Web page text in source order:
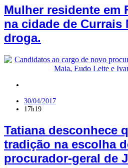
Mulher residente em
na cidade de Currais
droga.
30/04/2017
17h19
Tatiana desconhece
tradição na escolha
procurador-geral de